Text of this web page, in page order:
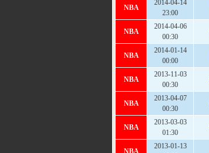
NBA
2014-04-14
23:00
NBA
2014-04-06
00:30
NBA
2014-01-14
00:00
NBA
2013-11-03
00:30
NBA
2013-04-07
00:30
NBA
2013-03-03
01:30
2013-01-13